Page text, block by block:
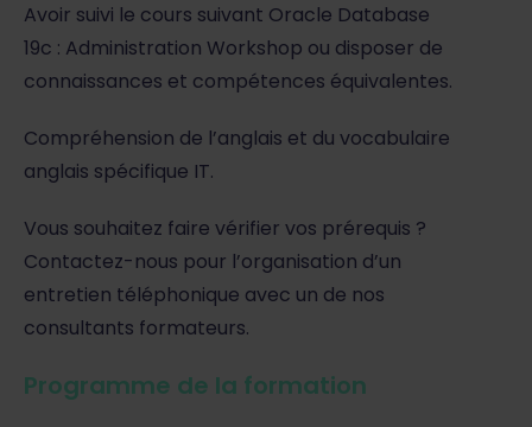
Avoir suivi le cours suivant Oracle Database
19c : Administration Workshop ou disposer de
connaissances et compétences équivalentes.
Compréhension de l’anglais et du vocabulaire
anglais spécifique IT.
Vous souhaitez faire vérifier vos prérequis ?
Contactez-nous pour l’organisation d’un
entretien téléphonique avec un de nos
consultants formateurs.
Programme de la formation